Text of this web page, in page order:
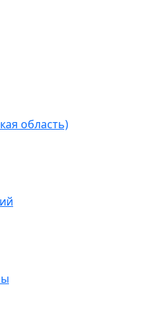
область)